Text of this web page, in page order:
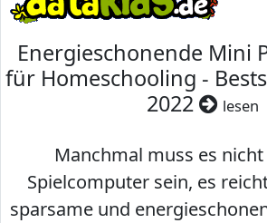
Energieschonende Mini
für Homeschooling -
2022
lesen
Manchmal muss es
Spielcomputer sein, es
sparsame und